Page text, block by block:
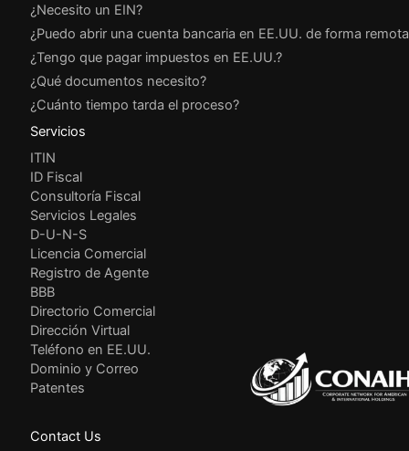
¿Necesito un EIN?
¿Puedo abrir una cuenta bancaria en EE.UU. de forma
¿Tengo que pagar impuestos en EE.UU.?
¿Qué documentos necesito?
¿Cuánto tiempo tarda el proceso?
Servicios
ITIN
ID Fiscal
Consultoría Fiscal
Servicios Legales
D-U-N-S
Licencia Comercial
Registro de Agente
BBB
Directorio Comercial
Dirección Virtual
Teléfono en EE.UU.
Dominio y Correo
Patentes
Contact Us